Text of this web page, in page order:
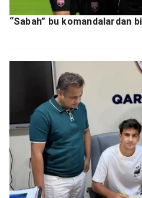
“Sabah” bu komandalardan